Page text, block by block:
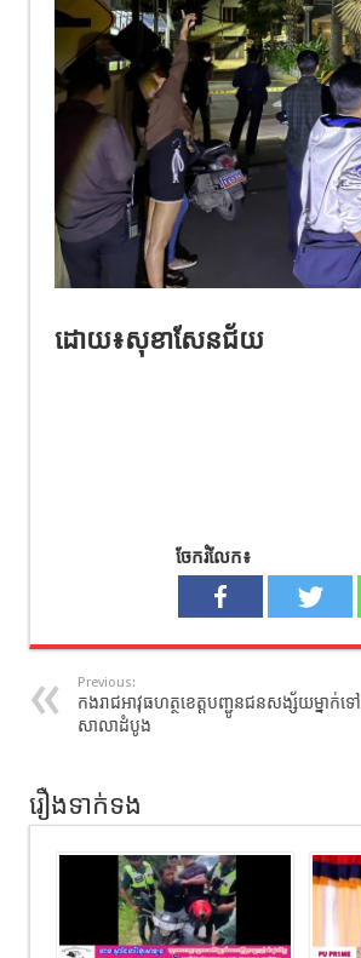
ដោយ៖សុខាសែនជ័យ
ចែករំលែក៖
Previous:
កងរាជអាវុធហត្ថខេត្តបញ្ជូនជនសង្ស័យម្នាក់ទៅ
សាលាដំបូង
រឿងទាក់ទង